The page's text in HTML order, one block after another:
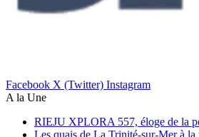
Facebook X (Twitter) Instagram
A la Une
RIEJU XPLORA 557, éloge de la
Les quais de La Trinité-sur-Mer à la